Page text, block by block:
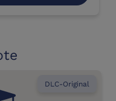
DLC-Original